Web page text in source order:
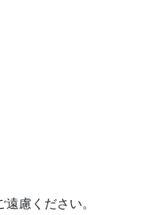
慮ください。